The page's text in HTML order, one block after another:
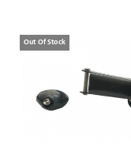
Out Of Stock